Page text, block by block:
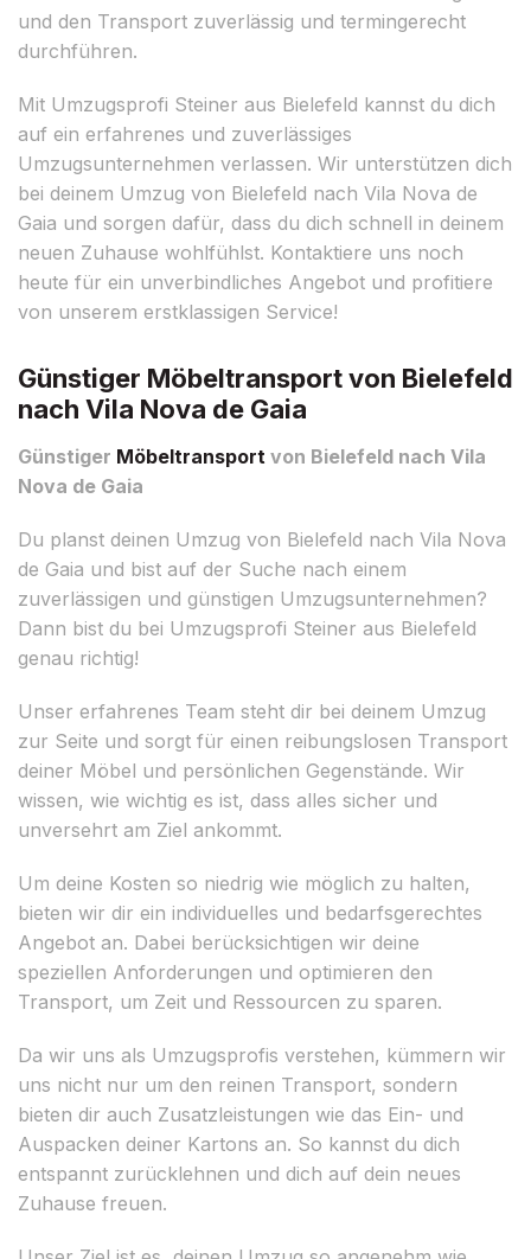
und den Transport zuverlässig und termingerecht
durchführen.
Mit Umzugsprofi Steiner aus Bielefeld kannst du dich
auf ein erfahrenes und zuverlässiges
Umzugsunternehmen verlassen. Wir unterstützen dich
bei deinem Umzug von Bielefeld nach Vila Nova de
Gaia und sorgen dafür, dass du dich schnell in deinem
neuen Zuhause wohlfühlst. Kontaktiere uns noch
heute für ein unverbindliches Angebot und profitiere
von unserem erstklassigen Service!
Günstiger Möbeltransport von Bielefeld
nach Vila Nova de Gaia
Günstiger Möbeltransport von Bielefeld nach Vila
Nova de Gaia
Du planst deinen Umzug von Bielefeld nach Vila Nova
de Gaia und bist auf der Suche nach einem
zuverlässigen und günstigen Umzugsunternehmen?
Dann bist du bei Umzugsprofi Steiner aus Bielefeld
genau richtig!
Unser erfahrenes Team steht dir bei deinem Umzug
zur Seite und sorgt für einen reibungslosen Transport
deiner Möbel und persönlichen Gegenstände. Wir
wissen, wie wichtig es ist, dass alles sicher und
unversehrt am Ziel ankommt.
Um deine Kosten so niedrig wie möglich zu halten,
bieten wir dir ein individuelles und bedarfsgerechtes
Angebot an. Dabei berücksichtigen wir deine
speziellen Anforderungen und optimieren den
Transport, um Zeit und Ressourcen zu sparen.
Da wir uns als Umzugsprofis verstehen, kümmern wir
uns nicht nur um den reinen Transport, sondern
bieten dir auch Zusatzleistungen wie das Ein- und
Auspacken deiner Kartons an. So kannst du dich
entspannt zurücklehnen und dich auf dein neues
Zuhause freuen.